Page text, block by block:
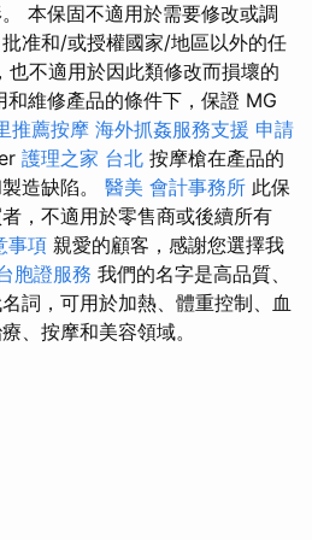
本保固不適用於需要修改或調
准和/或授權國家/地區以外的任
不適用於因此類修改而損壞的
維修產品的條件下，保證 MG
推薦按摩 海外抓姦服務支援 申請
護理之家 台北 按摩槍在產品的
造缺陷。 醫美 會計事務所 此保
，不適用於零售商或後續所有
事項 親愛的顧客，感謝您選擇我
胞證服務 我們的名字是高品質、
詞，可用於加熱、體重控制、血
、按摩和美容領域。